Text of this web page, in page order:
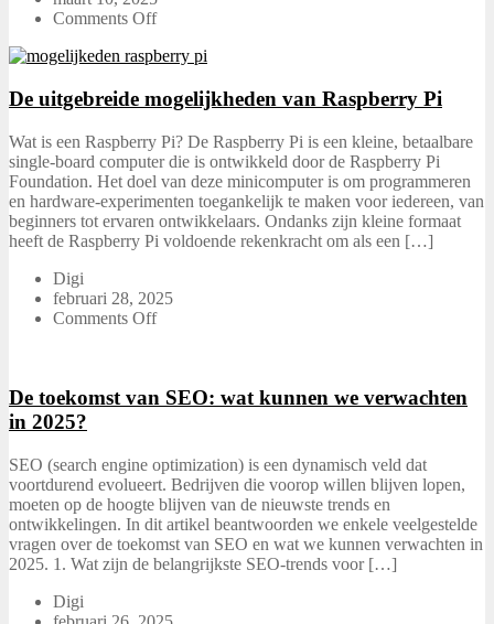
Comments Off
De uitgebreide mogelijkheden van Raspberry Pi
Wat is een Raspberry Pi? De Raspberry Pi is een kleine, betaalbare
single-board computer die is ontwikkeld door de Raspberry Pi
Foundation. Het doel van deze minicomputer is om programmeren
en hardware-experimenten toegankelijk te maken voor iedereen, van
beginners tot ervaren ontwikkelaars. Ondanks zijn kleine formaat
heeft de Raspberry Pi voldoende rekenkracht om als een […]
Digi
februari 28, 2025
Comments Off
De toekomst van SEO: wat kunnen we verwachten
in 2025?
SEO (search engine optimization) is een dynamisch veld dat
voortdurend evolueert. Bedrijven die voorop willen blijven lopen,
moeten op de hoogte blijven van de nieuwste trends en
ontwikkelingen. In dit artikel beantwoorden we enkele veelgestelde
vragen over de toekomst van SEO en wat we kunnen verwachten in
2025. 1. Wat zijn de belangrijkste SEO-trends voor […]
Digi